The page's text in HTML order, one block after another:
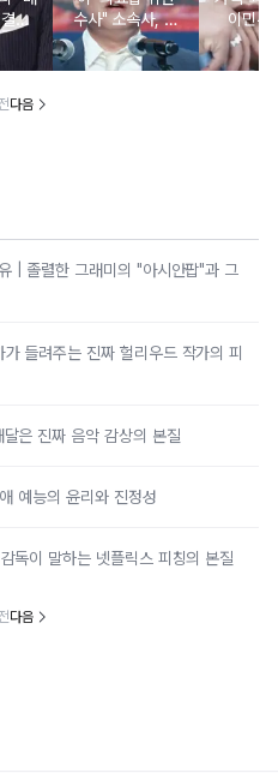
국
수사" 소속사, 수
면제 대리수령 불
찰...
이민우
다음
| 졸렬한 그래미의 "아시안팝"과 그
들려주는 진짜 헐리우드 작가의 피
은 진짜 음악 감상의 본질
예능의 윤리와 진정성
독이 말하는 넷플릭스 피칭의 본질
다음